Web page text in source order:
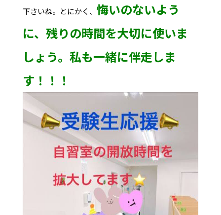
下さいね。とにかく、 悔いのないよう
に、残りの時間を大切に使いま
しょう。私も一緒に伴走しま
す！！！